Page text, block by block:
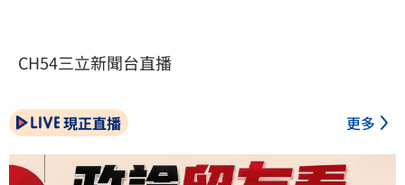
CH54三立新聞台直播
現正直播 更多